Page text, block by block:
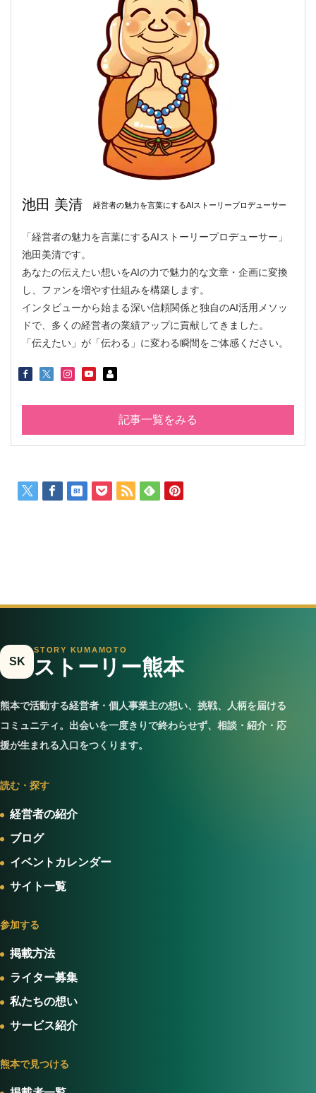
池田 美清 経営者の魅力を言葉にするAIストーリープロデューサー
「経営者の魅力を言葉にするAIストーリープロデューサー」
池田美清です。
あなたの伝えたい想いをAIの力で魅力的な文章・企画に変換
し、ファンを増やす仕組みを構築します。
インタビューから始まる深い信頼関係と独自のAI活用メソッ
ドで、多くの経営者の業績アップに貢献してきました。
「伝えたい」が「伝わる」に変わる瞬間をご体感ください。
記事一覧をみる
SK
STORY KUMAMOTO
ストーリー熊本
熊本で活動する経営者・個人事業主の想い、挑戦、人柄を届ける
コミュニティ。出会いを一度きりで終わらせず、相談・紹介・応
援が生まれる入口をつくります。
読む・探す
経営者の紹介
ブログ
イベントカレンダー
サイト一覧
参加する
掲載方法
ライター募集
私たちの想い
サービス紹介
熊本で見つける